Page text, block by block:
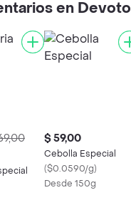
en Devoto
$ 59,00
Cebolla Especial
($0.0590/g)
Desde 150g